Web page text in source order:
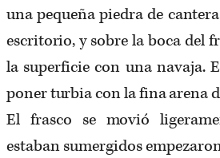
una pequeña piedra de
escritorio, y sobre la boca del
la superficie con una navaja.
poner turbia con la fina arena
El frasco se movió
estaban sumergidos